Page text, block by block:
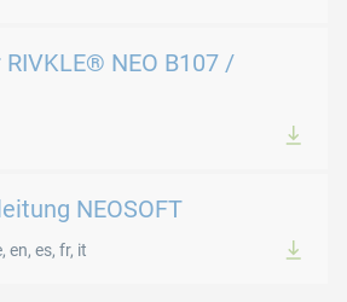
NEO B107 /
NEOSOFT
en, es, fr, it